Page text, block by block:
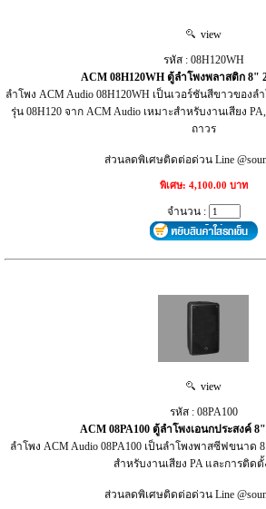
view
รหัส : 08H120WH
ACM 08H120WH ตู้ลำโพงพลาสติก 8"
ลำโพง ACM Audio 08H120WH เป็นเวอร์ชันสีขาวของ
รุ่น 08H120 จาก ACM Audio เหมาะสำหรับงานเสียง
ถาวร
ส่วนลดพิเศษติดต่อด่วน Line
พิเศษ: 4,100.00 บาท
จำนวน :
view
รหัส : 08PA100
ACM 08PA100 ตู้ลำโพงเอนกประสงค์
ลำโพง ACM Audio 08PA100 เป็นลำโพงพาสซีฟขนา
สำหรับงานเสียง PA และการติดตั้
ส่วนลดพิเศษติดต่อด่วน Line